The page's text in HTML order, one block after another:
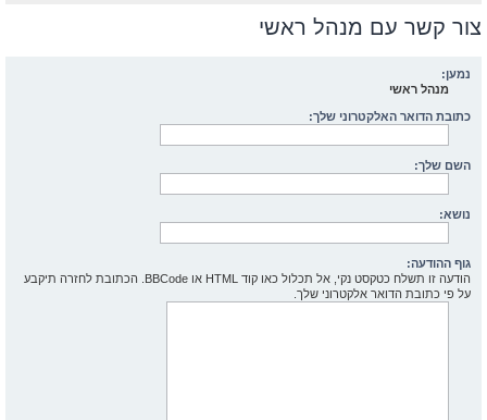
צור קשר עם מנהל ראשי
נמען:
מנהל ראשי
כתובת הדואר האלקטרוני שלך:
השם שלך:
נושא:
גוף ההודעה:
הודעה זו תשלח כטקסט נקי, אל תכלול כאו קוד HTML או BBCode. הכתובת לחזרה תיקבע
על פי כתובת הדואר אלקטרוני שלך.